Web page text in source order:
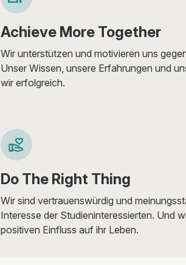
Achieve More Together
Wir unterstützen und motivieren uns
Unser Wissen, unsere Erfahrungen und
wir erfolgreich.
Do The Right Thing
Wir sind vertrauenswürdig und
Interesse der Studieninteressierten. Und
positiven Einfluss auf ihr Leben.